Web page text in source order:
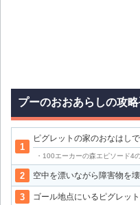
プーのおおあらしの攻
ピグレットの家のおなはし
・100エーカーの森エピソード4
空中を漂いながら障害物を
ゴール地点にいるピグレッ